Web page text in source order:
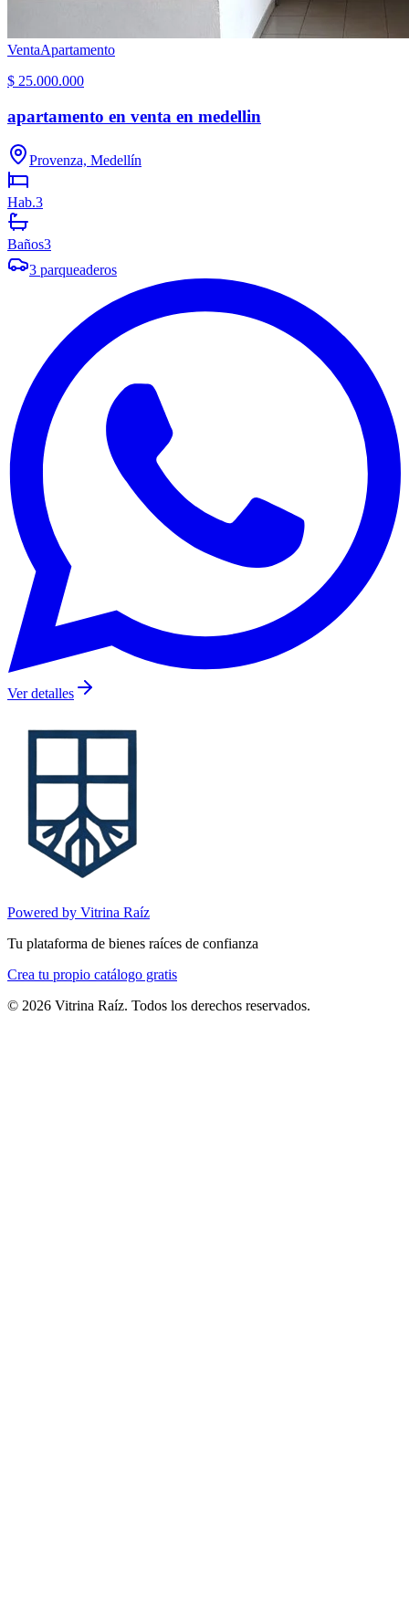
VentaApartamento
$ 25.000.000
apartamento en venta en medellin
Provenza, Medellín
Hab.3
Baños3
3 parqueaderos
Ver detalles
Powered by Vitrina Raíz
Tu plataforma de bienes raíces de confianza
Crea tu propio catálogo gratis
© 2026 Vitrina Raíz. Todos los derechos reservados.